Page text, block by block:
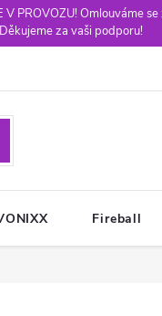
PROVOZU! Omlouváme
za vaši podporu!
Fireball